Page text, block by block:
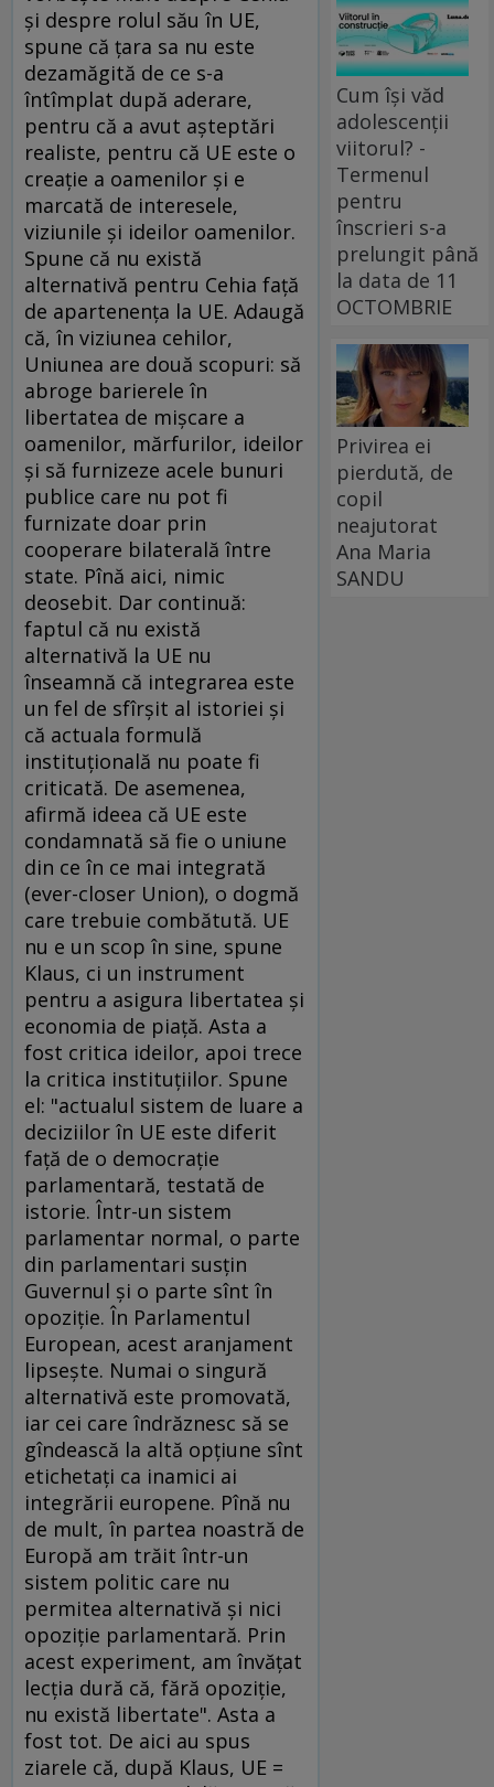
şi despre rolul său în UE,
spune că ţara sa nu este
dezamăgită de ce s-a
întîmplat după aderare,
pentru că a avut aşteptări
realiste, pentru că UE este o
creaţie a oamenilor şi e
marcată de interesele,
viziunile şi ideilor oamenilor.
Spune că nu există
alternativă pentru Cehia faţă
de apartenenţa la UE. Adaugă
că, în viziunea cehilor,
Uniunea are două scopuri: să
abroge barierele în
libertatea de mişcare a
oamenilor, mărfurilor, ideilor
şi să furnizeze acele bunuri
publice care nu pot fi
furnizate doar prin
cooperare bilaterală între
state. Pînă aici, nimic
deosebit. Dar continuă:
faptul că nu există
alternativă la UE nu
înseamnă că integrarea este
un fel de sfîrşit al istoriei şi
că actuala formulă
instituţională nu poate fi
criticată. De asemenea,
afirmă ideea că UE este
condamnată să fie o uniune
din ce în ce mai integrată
(ever-closer Union), o dogmă
care trebuie combătută. UE
nu e un scop în sine, spune
Klaus, ci un instrument
pentru a asigura libertatea şi
economia de piaţă. Asta a
fost critica ideilor, apoi trece
la critica instituţiilor. Spune
el: "actualul sistem de luare a
deciziilor în UE este diferit
faţă de o democraţie
parlamentară, testată de
istorie. Într-un sistem
parlamentar normal, o parte
din parlamentari susţin
Guvernul şi o parte sînt în
opoziţie. În Parlamentul
European, acest aranjament
lipseşte. Numai o singură
alternativă este promovată,
iar cei care îndrăznesc să se
gîndească la altă opţiune sînt
etichetaţi ca inamici ai
integrării europene. Pînă nu
de mult, în partea noastră de
Europă am trăit într-un
sistem politic care nu
permitea alternativă şi nici
opoziţie parlamentară. Prin
acest experiment, am învăţat
lecţia dură că, fără opoziţie,
nu există libertate". Asta a
fost tot. De aici au spus
ziarele că, după Klaus, UE =
Cum își văd
adolescenții
viitorul? -
Termenul
pentru
înscrieri s-a
prelungit până
la data de 11
OCTOMBRIE
Privirea ei
pierdută, de
copil
neajutorat
Ana Maria
SANDU